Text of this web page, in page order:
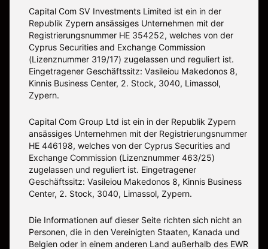
Capital Com SV Investments Limited ist ein in der
Republik Zypern ansässiges Unternehmen mit der
Registrierungsnummer HE 354252, welches von der
Cyprus Securities and Exchange Commission
(Lizenznummer 319/17) zugelassen und reguliert ist.
Eingetragener Geschäftssitz: Vasileiou Makedonos 8,
Kinnis Business Center, 2. Stock, 3040, Limassol,
Zypern.
Capital Com Group Ltd ist ein in der Republik Zypern
ansässiges Unternehmen mit der Registrierungsnummer
ΗΕ 446198, welches von der Cyprus Securities and
Exchange Commission (Lizenznummer 463/25)
zugelassen und reguliert ist. Eingetragener
Geschäftssitz: Vasileiou Makedonos 8, Kinnis Business
Center, 2. Stock, 3040, Limassol, Zypern.
Die Informationen auf dieser Seite richten sich nicht an
Personen, die in den Vereinigten Staaten, Kanada und
Belgien oder in einem anderen Land außerhalb des EWR